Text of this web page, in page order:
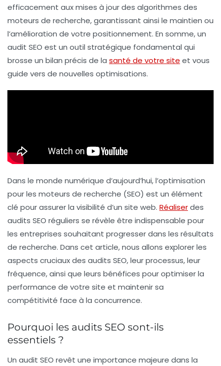
efficacement auxmises à jour des algorithmes des
moteurs de recherche, garantissant ainsi le maintien ou
l’amélioration de votre positionnement. En somme, un
audit SEO est un outil stratégique fondamental qui
brosse un bilan précis de la santé de votre site et vous
guide vers de nouvelles optimisations.
Dans le monde numérique d’aujourd’hui,l’optimisation
pour les moteurs de recherche (SEO) est un élément
clé pour assurer la visibilité d’un site web. Réaliserdes
audits SEO réguliers se révèle être indispensable pour
les entreprises souhaitant progresser dans les résultats
de recherche. Dans cet article, nous allons explorer les
aspects cruciaux des audits SEO, leur processus, leur
fréquence, ainsi que leurs bénéfices pour optimiser la
performance de votre site et maintenir sa
compétitivité face à la concurrence.
Pourquoi les audits SEO sont-ils
essentiels ?
Un audit SEO revêt une importance majeure dans la